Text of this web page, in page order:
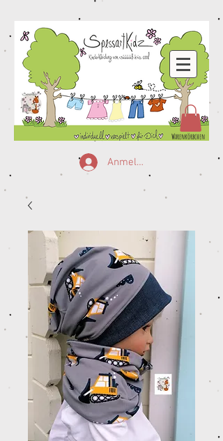
Warenkörbchen
Anmelden